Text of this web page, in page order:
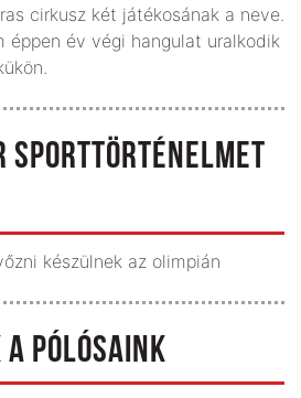
cirkusz két játékosának a neve.
éppen év végi hangulat uralkodik
készülnek az olimpián
PÓLÓSAINK